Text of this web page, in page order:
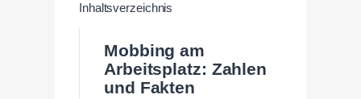
Inhaltsverzeichnis
Mobbing am
Arbeitsplatz: Zahlen
und Fakten